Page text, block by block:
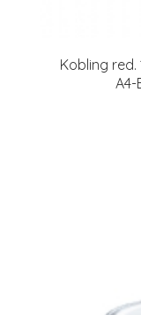
Kobling red.
A4-